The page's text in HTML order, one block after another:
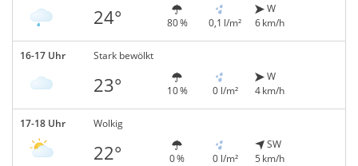
24° 80 % 0,1 l/m²
W
6 km/h
16-17 Uhr Stark bewölkt
23° 10 % 0 l/m²
W
4 km/h
17-18 Uhr Wolkig
22° 0 % 0 l/m²
SW
5 km/h